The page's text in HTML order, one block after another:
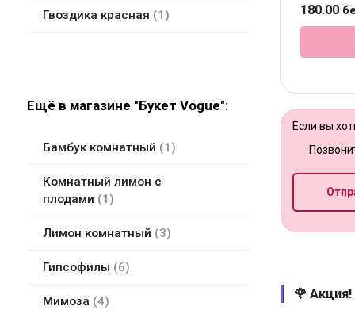
Гвоздика красная 1
Ещё в магазине "Букет Vogue":
Бамбук комнатный 1
Комнатный лимон с
плодами
1
Лимон комнатный 3
Гипсофилы 6
Мимоза 4
180.00
Если вы
🌹